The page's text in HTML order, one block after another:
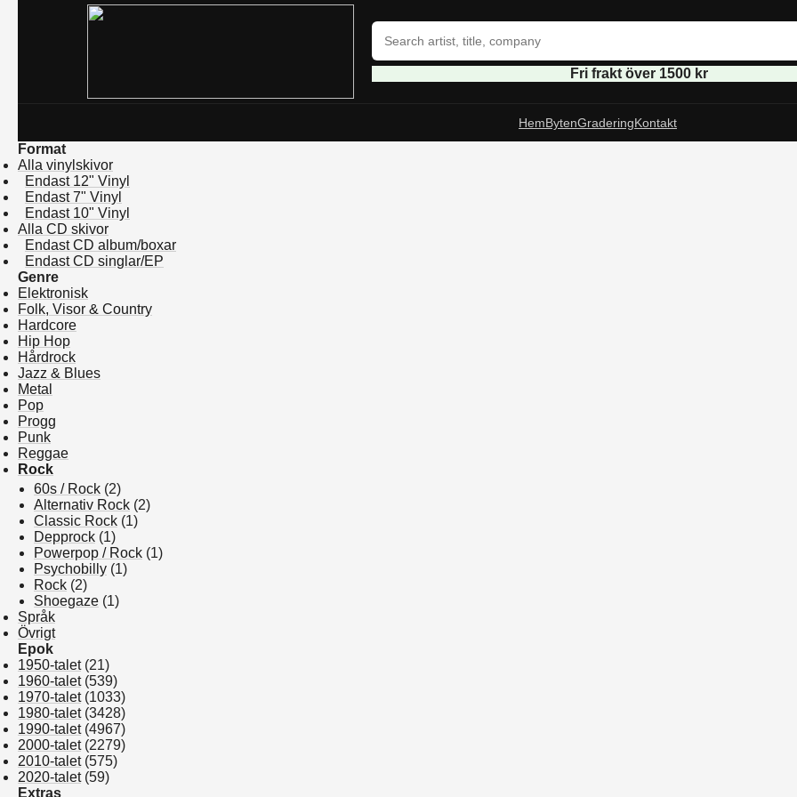
Fri frakt över 1500 kr
HemBytenGraderingKontakt
Format
Alla vinylskivor
Endast 12" Vinyl
Endast 7" Vinyl
Endast 10" Vinyl
Alla CD skivor
Endast CD album/boxar
Endast CD singlar/EP
Genre
Elektronisk
Folk, Visor & Country
Hardcore
Hip Hop
Hårdrock
Jazz & Blues
Metal
Pop
Progg
Punk
Reggae
Rock
60s / Rock (2)
Alternativ Rock (2)
Classic Rock (1)
Depprock (1)
Powerpop / Rock (1)
Psychobilly (1)
Rock (2)
Shoegaze (1)
Språk
Övrigt
Epok
1950-talet(21)
1960-talet(539)
1970-talet(1033)
1980-talet(3428)
1990-talet(4967)
2000-talet(2279)
2010-talet(575)
2020-talet(59)
Extras